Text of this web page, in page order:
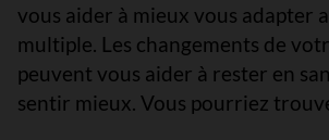
vous aider à mieux vous adapter
multiple. Les changements de
peuvent vous aider à rester en
sentir mieux. Vous pourriez